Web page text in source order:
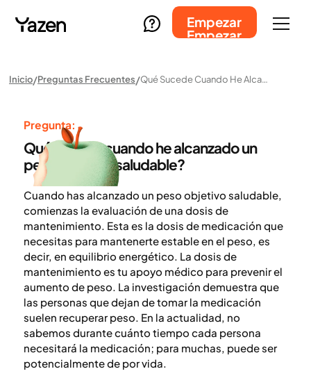
Empezar
Empezar
Inicio Preguntas Frecuentes Qué Sucede Cuando He Alcanzado Un Peso Objetivo Saludable?
Pregunta:
Qué sucede cuando he alcanzado un
peso objetivo saludable?
Cuando has alcanzado un peso objetivo saludable,
comienzas la evaluación de una dosis de
mantenimiento. Esta es la dosis de medicación que
necesitas para mantenerte estable en el peso, es
decir, en equilibrio energético. La dosis de
mantenimiento es tu apoyo médico para prevenir el
aumento de peso. La investigación demuestra que
las personas que dejan de tomar la medicación
suelen recuperar peso. En la actualidad, no
sabemos durante cuánto tiempo cada persona
necesitará la medicación; para muchas, puede ser
potencialmente de por vida.